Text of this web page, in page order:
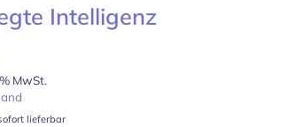
Intelligenz
MwSt.
lieferbar